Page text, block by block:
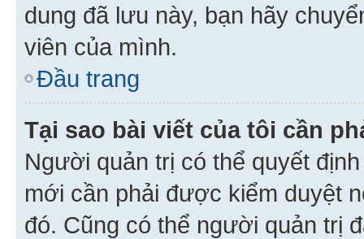
dung đã lưu này, bạn hãy
viên của mình.
Đầu trang
Tại sao bài viết của tôi cần
Người quản trị có thể quyết
mới cần phải được kiểm duyệt
đó. Cũng có thể người quản trị